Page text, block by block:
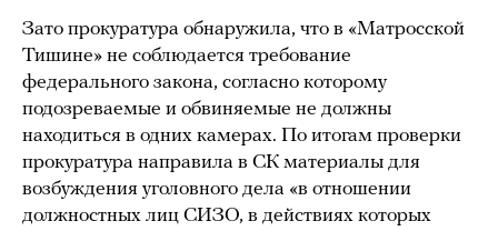
Зато прокуратура обнаружила, что в «Матросской
Тишине» не соблюдается требование
федерального закона, согласно которому
подозреваемые и обвиняемые не должны
находиться в одних камерах. По итогам проверки
прокуратура направила в СК материалы для
возбуждения уголовного дела «в отношении
должностных лиц СИЗО, в действиях которых